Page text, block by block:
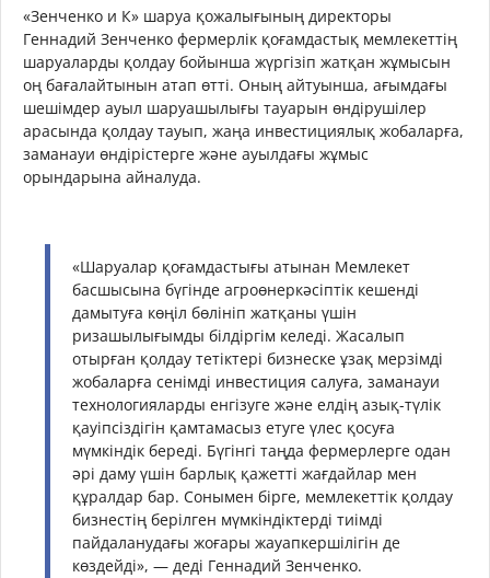
«Зенченко и К» шаруа қожалығының директоры
Геннадий Зенченко фермерлік қоғамдастық мемлекеттің
шаруаларды қолдау бойынша жүргізіп жатқан жұмысын
оң бағалайтынын атап өтті. Оның айтуынша, ағымдағы
шешімдер ауыл шаруашылығы тауарын өндірушілер
арасында қолдау тауып, жаңа инвестициялық жобаларға,
заманауи өндірістерге және ауылдағы жұмыс
орындарына айналуда.
«Шаруалар қоғамдастығы атынан Мемлекет
басшысына бүгінде агроөнеркәсіптік кешенді
дамытуға көңіл бөлініп жатқаны үшін
ризашылығымды білдіргім келеді. Жасалып
отырған қолдау тетіктері бизнеске ұзақ мерзімді
жобаларға сенімді инвестиция салуға, заманауи
технологияларды енгізуге және елдің азық-түлік
қауіпсіздігін қамтамасыз етуге үлес қосуға
мүмкіндік береді. Бүгінгі таңда фермерлерге одан
әрі даму үшін барлық қажетті жағдайлар мен
құралдар бар. Сонымен бірге, мемлекеттік қолдау
бизнестің берілген мүмкіндіктерді тиімді
пайдаланудағы жоғары жауапкершілігін де
көздейді», — деді Геннадий Зенченко.